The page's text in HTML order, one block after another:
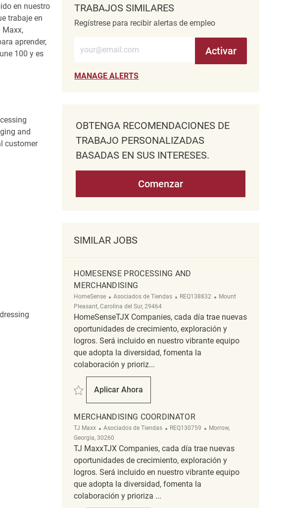
en nuestro
trabaje en
Maxx,
aprender,
100 y es
and
customer
TRABAJOS SIMILARES
Regístrese para recibir alertas de empleo
Introduzca la dirección de correo electrónico (obligatorio)
Activar
MANAGE ALERTS
OBTENGA RECOMENDACIONES DE
TRABAJO PERSONALIZADAS
BASADAS EN SUS INTERESES.
Comenzar
SIMILAR JOBS
HOMESENSE PROCESSING AND
MERCHANDISING
HomeSense Categoría
Asociados de Tiendas ReqId
REQ138832 Ubicación
Mount
Pleasant, Carolina del Sur, 29464
HomeSenseTJX Companies, cada día trae nuevas
oportunidades de crecimiento, exploración y
logros. Será incluido en nuestro vibrante equipo
que adopta la diversidad, fomenta la
colaboración y prioriz...
Salvar Homesense Processing and Merchandising REQ138832
Aplicar Ahora
Homesense Processing And Merchandising
MERCHANDISING COORDINATOR
TJ Maxx Categoría
Asociados de Tiendas ReqId
REQ130759 Ubicación
Morrow,
Georgia, 30260
TJ MaxxTJX Companies, cada día trae nuevas
oportunidades de crecimiento, exploración y
logros. Será incluido en nuestro vibrante equipo
que adopta la diversidad, fomenta la
colaboración y prioriza ...